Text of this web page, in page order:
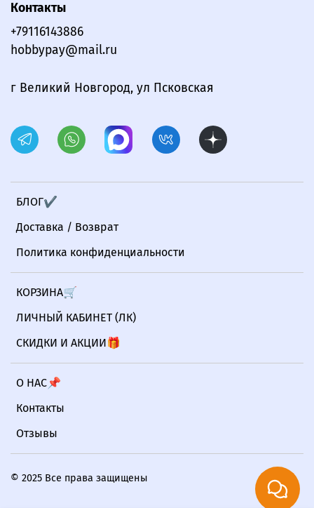
БЛОГ✔
Доставка / Возврат
Политика конфиденциальности
КОРЗИНА🛒
ЛИЧНЫЙ КАБИНЕТ (ЛК)
СКИДКИ И АКЦИИ🎁
О НАС📌
Контакты
Отзывы
Контакты
+79116143886
hobbypay@mail.ru
г Великий Новгород, ул Псковская
© 2025 Все права защищены